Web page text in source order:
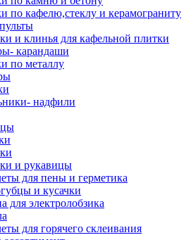
по кафелю,стеклу и керамограниту
и клинья для кафельной плитки
карандаши
по металлу
надфили
и рукавицы
для пены и герметика
и кусачки
для электролобзика
для горячего склеивания